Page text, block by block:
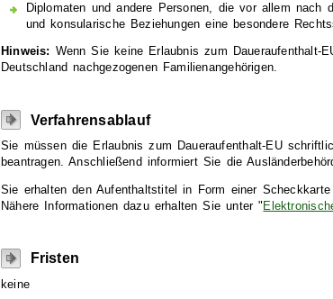
Diplomaten und andere Personen, die vor allem nach
und konsularische Beziehungen eine besondere
Hinweis: Wenn Sie keine Erlaubnis zum
Deutschland nachgezogenen Familienangehörigen.
Verfahrensablauf
Sie müssen die Erlaubnis zum Daueraufenthalt-EU
beantragen. Anschließend informiert Sie die
Sie erhalten den Aufenthaltstitel in Form einer
Nähere Informationen dazu erhalten Sie unter "
Fristen
keine